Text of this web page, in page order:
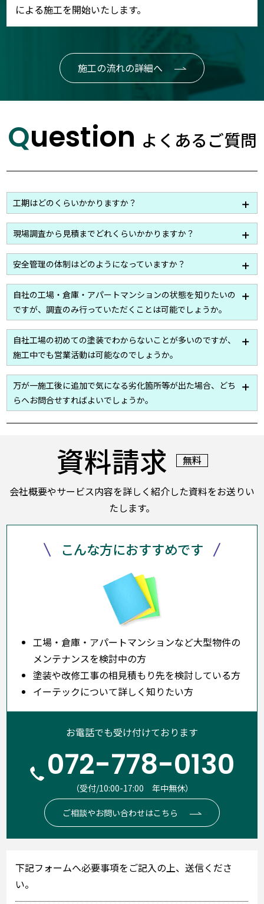
による施工を開始いたします。
施工の流れの詳細へ
Question よくあるご質問
工期はどのくらいかかりますか？
工事に内容によって様々ですが、一般的な塗装工事で
すと2週間から3週間程になります。
現場調査から見積までどれくらいかかりますか？
建物の大きさや、お出しする資料のご要望によって若
干の違いはありますが、7日から10日ほどで提出させ
ていただいております。
安全管理の体制はどのようになっていますか？
イーテックでは作業員名簿をはじめ、危険予知活動日
報といった安全管理を目的とした書類の作成・管理を
徹底しております。
自社の工場・倉庫・アパートマンションの状態を知りたいの
ですが、調査のみ行っていただくことは可能でしょうか。
現場調査からお見積り提出までを無料で行っていま
す。工場・倉庫・アパートマンション に関する些細な
お困りごとでもお気軽にご相談ください。ご連絡をお
待ちしております
自社工場の初めての塗装でわからないことが多いのですが、
施工中でも営業活動は可能なのでしょうか。
詳細は各社様に対して現場調査後のお打ち合わせ時に
調整させていただきますが、最大限通常業務に支障の
出ないよう配慮・手配をさせていただきます。
万が一施工後に追加で気になる劣化箇所等が出た場合、どち
らへお問合せすればよいでしょうか。
基本的にはすべてイーテックにて承っております。そ
のでご安心ください。
資料請求 無料
会社概要やサービス内容を詳しく紹介した資料をお送りい
たします。
こんな方におすすめです
工場・倉庫・アパートマンションなど大型物件の
メンテナンスを検討中の方
塗装や改修工事の相見積もり先を検討している方
イーテックについて詳しく知りたい方
お電話でも受け付けております
072-778-0130
（受付/10:00-17:00 年中無休）
ご相談やお問い合わせはこちら
下記フォームへ必要事項をご記入の上、送信くださ
い。